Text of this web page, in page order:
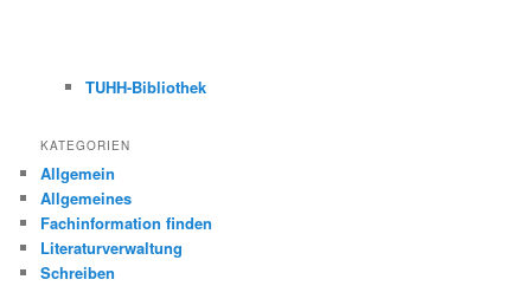
TUHH-Bibliothek
KATEGORIEN
Allgemein
Allgemeines
Fachinformation finden
Literaturverwaltung
Schreiben